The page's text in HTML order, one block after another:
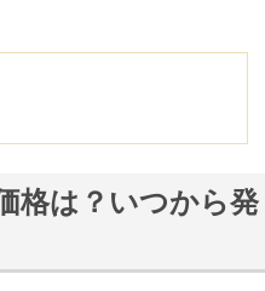
格は？いつから発